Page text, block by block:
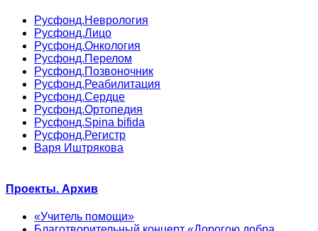
Русфонд.Неврология
Русфонд.Лицо
Русфонд.Онкология
Русфонд.Перелом
Русфонд.Позвоночник
Русфонд.Реабилитация
Русфонд.Сердце
Русфонд.Ортопедия
Русфонд.Spina bifida
Русфонд.Регистр
Варя Иштрякова
Проекты. Архив
«Учитель помощи»